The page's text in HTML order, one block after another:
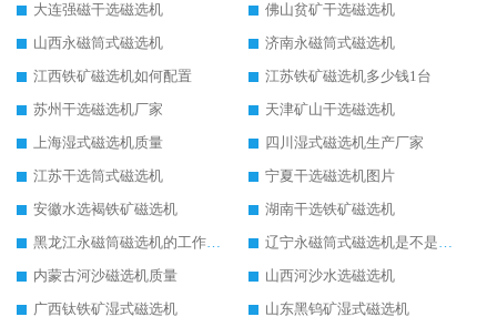
大连强磁干选磁选机
佛山贫矿干选磁选机
山西永磁筒式磁选机
济南永磁筒式磁选机
江西铁矿磁选机如何配置
江苏铁矿磁选机多少钱1台
苏州干选磁选机厂家
天津矿山干选磁选机
上海湿式磁选机质量
四川湿式磁选机生产厂家
江苏干选筒式磁选机
宁夏干选磁选机图片
安徽水选褐铁矿磁选机
湖南干选铁矿磁选机
黑龙江永磁筒磁选机的工作原理
辽宁永磁筒式磁选机是不是强磁
内蒙古河沙磁选机质量
山西河沙水选磁选机
广西钛铁矿湿式磁选机
山东黑钨矿湿式磁选机